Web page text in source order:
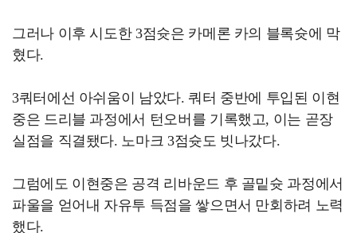
그러나 이후 시도한 3점슛은 카메론 카의 블록슛에 막
혔다.
3쿼터에선 아쉬움이 남았다. 쿼터 중반에 투입된 이현
중은 드리블 과정에서 턴오버를 기록했고, 이는 곧장
실점을 직결됐다. 노마크 3점슛도 빗나갔다.
그럼에도 이현중은 공격 리바운드 후 골밑슛 과정에서
파울을 얻어내 자유투 득점을 쌓으면서 만회하려 노력
했다.